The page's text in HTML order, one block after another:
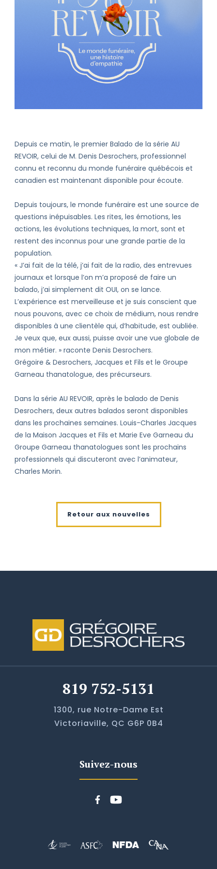
Depuis ce matin, le premier Balado de la série AU
REVOIR, celui de M. Denis Desrochers, professionnel
connu et reconnu du monde funéraire québécois et
canadien est maintenant disponible pour écoute.
Depuis toujours, le monde funéraire est une source de
questions inépuisables. Les rites, les émotions, les
actions, les évolutions techniques, la mort, sont et
restent des inconnus pour une grande partie de la
population.
« J’ai fait de la télé, j’ai fait de la radio, des entrevues
journaux et lorsque l’on m’a proposé de faire un
balado, j’ai simplement dit OUI, on se lance.
L’expérience est merveilleuse et je suis conscient que
nous pouvons, avec ce choix de médium, nous rendre
disponibles à une clientèle qui, d’habitude, est oubliée.
Je veux que, eux aussi, puisse avoir une vue globale de
mon métier. » raconte Denis Desrochers.
Grégoire & Desrochers, Jacques et Fils et le Groupe
Garneau thanatologue, des précurseurs.
Dans la série AU REVOIR, après le balado de Denis
Desrochers, deux autres balados seront disponibles
dans les prochaines semaines. Louis-Charles Jacques
de la Maison Jacques et Fils et Marie Eve Garneau du
Groupe Garneau thanatologues sont les prochains
professionnels qui discuteront avec l’animateur,
Charles Morin.
Retour aux nouvelles
819 752-5131
1300, rue Notre-Dame Est
Victoriaville, QC G6P 0B4
Suivez-nous